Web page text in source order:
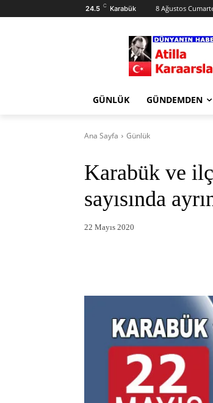
24.5 C Karabük 8 Ağustos
GÜNLÜK GÜNDEMDEN
Ana Sayfa Günlük
Karabük ve
sayısında
22 Mayıs 2020